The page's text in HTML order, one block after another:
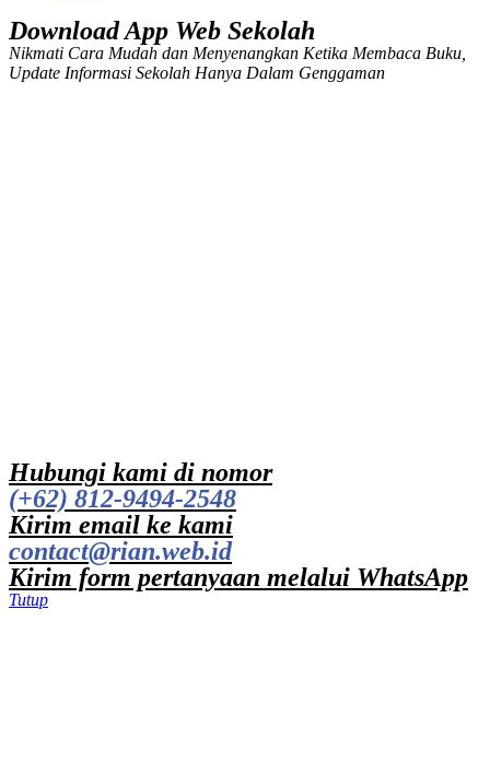
Download App Web Sekolah
Nikmati Cara Mudah dan Menyenangkan Ketika Membaca Buku,
Update Informasi Sekolah Hanya Dalam Genggaman
Hubungi kami di nomor
(+62) 812-9494-2548
Kirim email ke kami
contact@rian.web.id
Kirim form pertanyaan melalui WhatsApp
Tutup